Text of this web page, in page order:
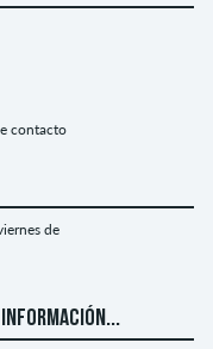
contacto
de
INFORMACIÓN...